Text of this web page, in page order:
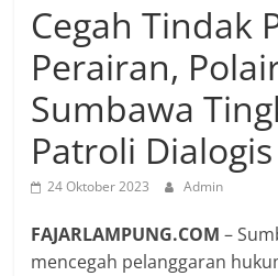
Cegah Tindak
Perairan,
Sumbawa
Patroli Dialogis
24 Oktober 2023 Admin
FAJARLAMPUNG.COM–
mencegah pelanggaran